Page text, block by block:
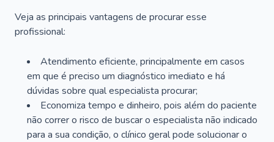
Veja as principais vantagens de procurar esse
profissional:
Atendimento eficiente, principalmente em casos
em que é preciso um diagnóstico imediato e há
dúvidas sobre qual especialista procurar;
Economiza tempo e dinheiro, pois além do paciente
não correr o risco de buscar o especialista não indicado
para a sua condição, o clínico geral pode solucionar o